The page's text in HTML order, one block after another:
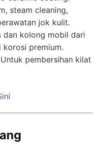
steam cleaning,
jok kulit.
dan kolong mobil dari
premium.
Untuk pembersihan kilat